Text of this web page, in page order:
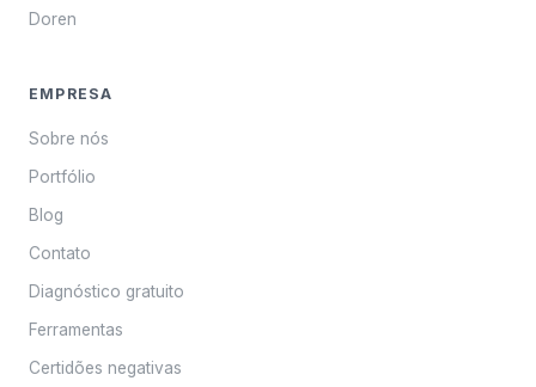
Doren
EMPRESA
Sobre nós
Portfólio
Blog
Contato
Diagnóstico gratuito
Ferramentas
Certidões negativas